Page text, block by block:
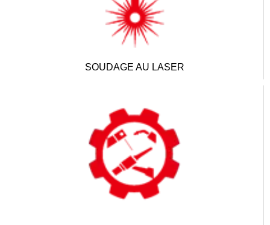
SOUDAGE AU LASER